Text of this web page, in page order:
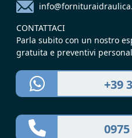
CONTATTACI
Parla subito con un nostro
gratuita e preventivi
+39